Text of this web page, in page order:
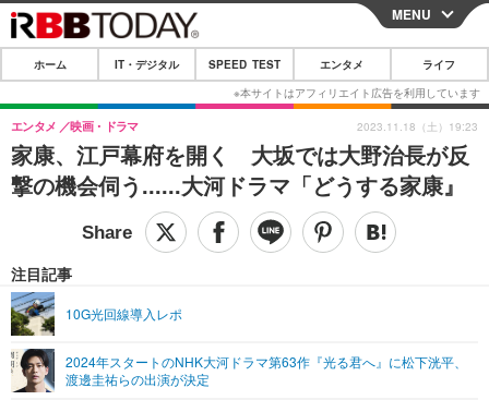
CLOSE
ホーム
IT・デジタル
IT・デジタルTOP スマートフォン
ネタ ガジェット・ツール
ショッピング その他
SPEED TEST
エンタメTOP 映画・ドラマ
グラビア
ライフTOP
その他
リリース一覧
プッシュ通知の停止方法
MENU
ホーム IT・デジタル SPEED TEST エンタメ ライフ
家康、江戸幕府を開く 大坂では大野治長が反
撃の機会伺う......大河ドラマ「どうする家康』
エンタメ 映画・ドラマ
注目記事
10G光回線導入レポ
2024年スタートのNHK大河ドラマ第63作『光る君へ』に松下洸平、
渡邊圭祐らの出演が決定
2023.11.18（土）19:23